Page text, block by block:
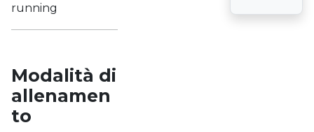
running
Modalità di
allenamen
to